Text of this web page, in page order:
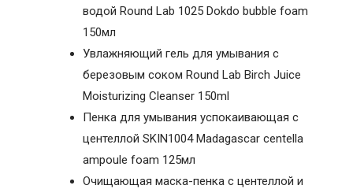
водой Round Lab 1025 Dokdo bubble foam
150мл
Увлажняющий гель для умывания с
березовым соком Round Lab Birch Juice
Moisturizing Cleanser 150ml
Пенка для умывания успокаивающая с
центеллой SKIN1004 Madagascar centella
ampoule foam 125мл
Очищающая маска-пенка с центеллой и